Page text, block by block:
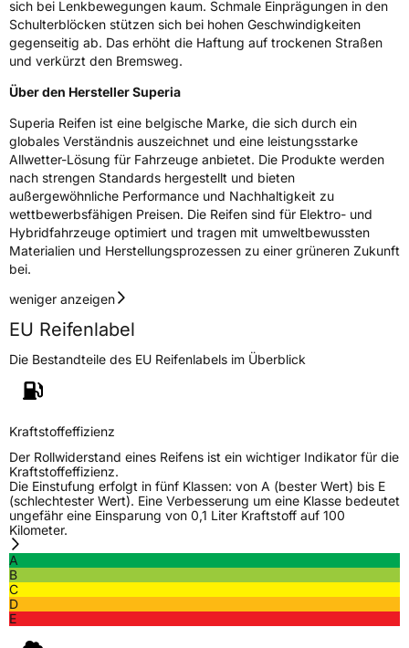
Rollgeräusch (Klasse)B
Rollgeräusch (dB)70
FahrzeugklasseC1
3PMSF / Schneeflockensymbol / Alpine-SymbolNein
EisgripNein
EPREL ID641774
Allgemeine Produktsicherheit (GPSR)
Herstellerkontakt
2930 Brasschaat, compliance@deldo.com
sich bei Lenkbewegungen kaum. Schmale Einprägungen in den
Schulterblöcken stützen sich bei hohen Geschwindigkeiten
gegenseitig ab. Das erhöht die Haftung auf trockenen Straßen
und verkürzt den Bremsweg.
Über den Hersteller Superia
Superia Reifen ist eine belgische Marke, die sich durch ein
globales Verständnis auszeichnet und eine leistungsstarke
Allwetter-Lösung für Fahrzeuge anbietet. Die Produkte werden
nach strengen Standards hergestellt und bieten
außergewöhnliche Performance und Nachhaltigkeit zu
wettbewerbsfähigen Preisen. Die Reifen sind für Elektro- und
Hybridfahrzeuge optimiert und tragen mit umweltbewussten
Materialien und Herstellungsprozessen zu einer grüneren Zukunft
bei.
weniger anzeigen
EU Reifenlabel
Die Bestandteile des EU Reifenlabels im Überblick
Kraftstoffeffizienz
Der Rollwiderstand eines Reifens ist ein wichtiger Indikator für die
Kraftstoffeffizienz.
Die Einstufung erfolgt in fünf Klassen: von A (bester Wert) bis E
(schlechtester Wert). Eine Verbesserung um eine Klasse bedeutet
ungefähr eine Einsparung von 0,1 Liter Kraftstoff auf 100
Kilometer.
A
B
C
D
E